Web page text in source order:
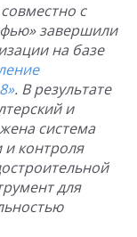
с
завершили
на базе
. В результате
и
система
и контроля
для